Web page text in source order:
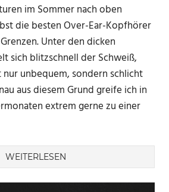
im Sommer nach oben
die besten Over-Ear-Kopfhörer
Unter den dicken
sich blitzschnell der Schweiß,
nur unbequem, sondern schlicht
aus diesem Grund greife ich in
extrem gerne zu einer
WEITERLESEN